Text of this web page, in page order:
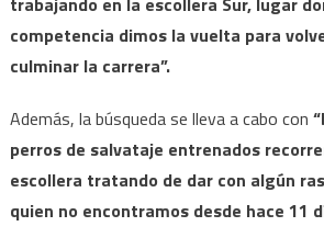
competencia dimos la vuelta para
culminar la carrera”.
Además, la búsqueda se lleva a cabo con
perros de salvataje entrenados
escollera tratando de dar con algún
quien no encontramos desde hace 11